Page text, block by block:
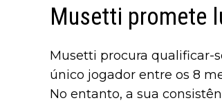
Musetti promete
Musetti procura qualificar-
único jogador entre os 8
No entanto, a sua